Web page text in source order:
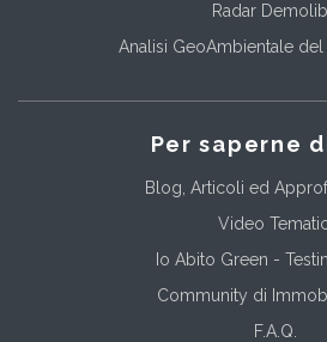
Radar
Analisi GeoAmbientale del
Per saperne
Blog, Articoli ed
Video
Io Abito Green -
Community di
F.A.Q.